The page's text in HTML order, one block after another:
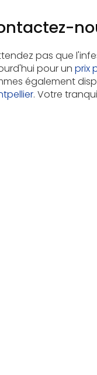
pas que
pour un prix
également
. Votre